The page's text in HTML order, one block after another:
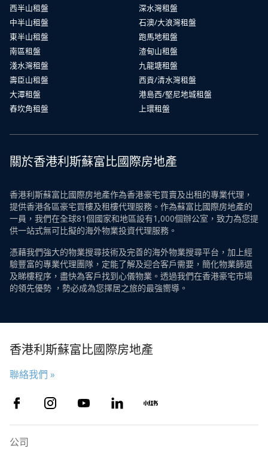
西半山租盤
中半山租盤
東半山租盤
南區租盤
淺水灣租盤
壽臣山租盤
大潭租盤
舂坎角租盤
深水灣租盤
石澳/大浪灣租盤
跑馬地租盤
渣甸山租盤
九龍塘租盤
西貢/清水灣租盤
港島西/堅尼地城租盤
上環租盤
關於香港利斯蘇富比國際房地產
香港利斯蘇富比國際房地產作為香港豪宅買賣及出租的專業代理，
提供香港各區豪宅買樓及租樓代理服務。作為蘇富比國際房地產的
一員，我們在全球81個國家和地區設有1,000個辦公室，致力為您提
供一站式無可比擬的海外物業投資代理服務。
憑藉我們強大的物業搜尋技術及完善的海外物業搜尋平台，加上經
驗豐富的專業代理團隊，定能了解及迎合客戶需要，簡化物業篩選
及睇樓程序，盡快為客戶找到心儀物業。透過我們在香港豪宅市場
的領先優勢 ，勢必成為您擇居之旅的最強嚮導。
香港利斯蘇富比國際房地產
聯絡我們 »
公司